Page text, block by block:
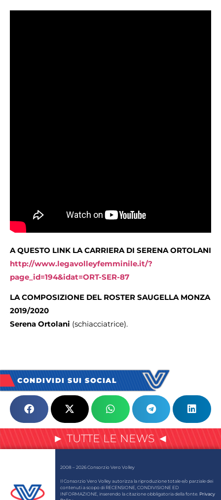
A QUESTO LINK LA CARRIERA DI SERENA ORTOLANI
http://www.legavolleyfemminile.it/?
page_id=194&idat=ORT-SER-87
LA COMPOSIZIONE DEL ROSTER SAUGELLA MONZA
2019/2020
Serena Ortolani (schiacciatrice).
CONDIVIDI SUI SOCIAL
► TUTTE LE NEWS ◄
2008 – 2026 Consorzio Vero Volley
Il Consorzio Vero Volley autorizza la riproduzione totale e/o parziale dei
contenuti a scopo di RECENSIONE, CONDIVISIONE ED
INFORMAZIONE, inserendo la citazione obbligatoria della fonte. Privacy